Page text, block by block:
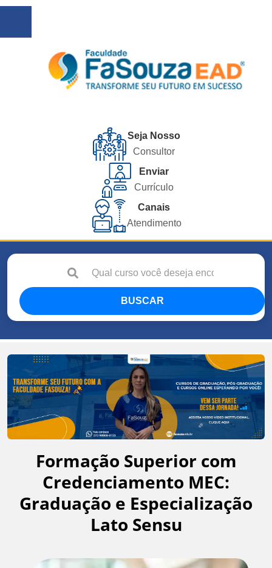
Seja Nosso
Consultor
Enviar
Currículo
Canais
Atendimento
BUSCAR
Formação Superior com
Credenciamento MEC:
Graduação e Especialização
Lato Sensu